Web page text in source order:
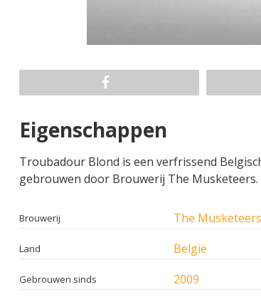
Eigenschappen
Troubadour Blond is een verfrissend
gebrouwen door Brouwerij The Musketeers.
Brouwerij The Musketeers
Land België
Gebrouwen sinds 2009